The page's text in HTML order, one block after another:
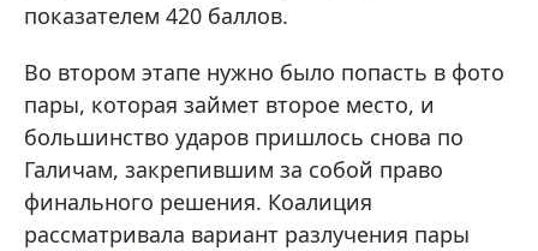
показателем 420 баллов.
Во втором этапе нужно было попасть в фото
пары, которая займет второе место, и
большинство ударов пришлось снова по
Галичам, закрепившим за собой право
финального решения. Коалиция
рассматривала вариант разлучения пары